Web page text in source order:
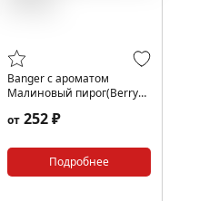
Banger с ароматом
Малиновый пирог(Berry
от 252 ₽
Подробнее